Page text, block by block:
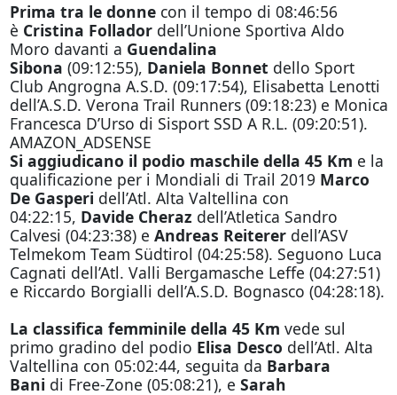
Prima tra le donnecon il tempo di 08:46:56
è Cristina Folladordell’Unione Sportiva Aldo
Moro davanti a Guendalina
Sibona (09:12:55), Daniela Bonnet dello Sport
Club Angrogna A.S.D. (09:17:54), Elisabetta Lenotti
dell’A.S.D. Verona Trail Runners (09:18:23) e Monica
Francesca D’Urso di Sisport SSD A R.L. (09:20:51).
AMAZON_ADSENSE
Si aggiudicano il podio maschile della 45 Km e la
qualificazione per i Mondiali di Trail 2019 Marco
De Gasperi dell’Atl. Alta Valtellina con
04:22:15, Davide Cheraz dell’Atletica Sandro
Calvesi (04:23:38) e Andreas Reitererdell’ASV
Telmekom Team Südtirol (04:25:58). Seguono Luca
Cagnati dell’Atl. Valli Bergamasche Leffe (04:27:51)
e Riccardo Borgialli dell’A.S.D. Bognasco (04:28:18).
La classifica femminile della 45 Km vede sul
primo gradino del podio Elisa Desco dell’Atl. Alta
Valtellina con 05:02:44, seguita da Barbara
Bani di Free-Zone (05:08:21), e Sarah